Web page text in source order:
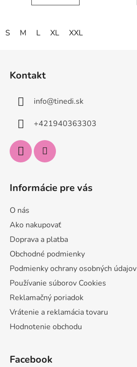
S M L XL XXL
Kontakt
info@tinedi.sk
+421940363303
Informácie pre vás
O nás
Ako nakupovať
Doprava a platba
Obchodné podmienky
Podmienky ochrany osobných údajov
Používanie súborov Cookies
Reklamačný poriadok
Vrátenie a reklamácia tovaru
Hodnotenie obchodu
Facebook